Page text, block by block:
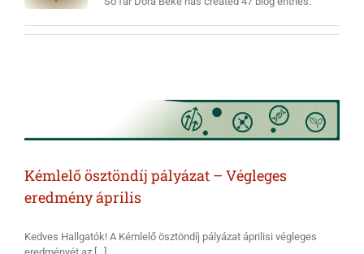
Kémlelő ösztöndíj pályázat – Végleges
eredmény április
Kedves Hallgatók! A Kémlelő ösztöndíj pályázat áprilisi végleges